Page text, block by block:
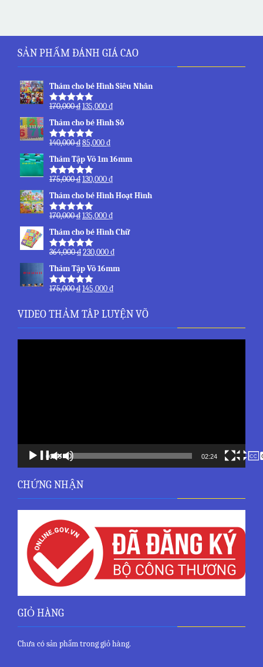
SẢN PHẨM ĐÁNH GIÁ CAO
Thảm cho bé Hình Siêu Nhân
Được xếp
sao
170,000₫135,000₫
Thảm cho bé Hình Số
Được xếp
sao
140,000₫85,000₫
Thảm Tập Võ 1m 16mm
Được xếp
sao
175,000₫130,000₫
Thảm cho bé Hình Hoạt Hình
Được xếp
sao
170,000₫135,000₫
Thảm cho bé Hình Chữ
Được xếp
sao
364,000₫230,000₫
Thảm Tập Võ 16mm
Được xếp
sao
175,000₫145,000₫
VIDEO THẢM TÂP LUYỆN VÕ
00:00 02:24
CHỨNG NHẬN
GIỎ HÀNG
Chưa có sản phẩm trong giỏ hàng.